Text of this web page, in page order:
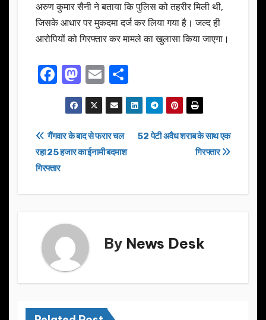
अरुण कुमार सैनी ने बताया कि पुलिस को तहरीर मिली थी,
जिसके आधार पर मुकदमा दर्ज कर लिया गया है। जल्द ही
आरोपियों को गिरफ्तार कर मामले का खुलासा किया जाएगा।
F
a
c
e
b
o
o
M
a
st
o
d
n
E
m
ail
h
ar
e
Post
navigation
52 पेटी अवैध शराब के साथ एक
गिरफ्तार
गैंगवार के बाद से फरार चल
रहा 25 हजार का ईनामी बदमाश
गिरफ्तार
By News Desk